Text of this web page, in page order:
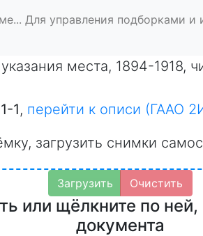
Для управления подборками и
места, 1894-1918,
1, перейти к описи (ГААО
загрузить снимки
Загрузить Очистить
или щёлкните по
документа